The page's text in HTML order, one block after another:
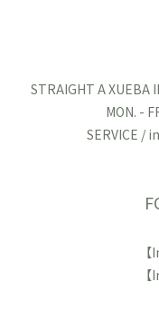
STRAIGHT A XUEBA
MON. -
SERVICE /